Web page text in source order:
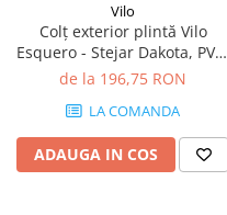
Vilo
Colț exterior plintă Vilo
Esquero - Stejar Dakota, PVC,
20 buc/cutie, compatibil
de la 196,75 RON
LA COMANDA
ADAUGA IN COS